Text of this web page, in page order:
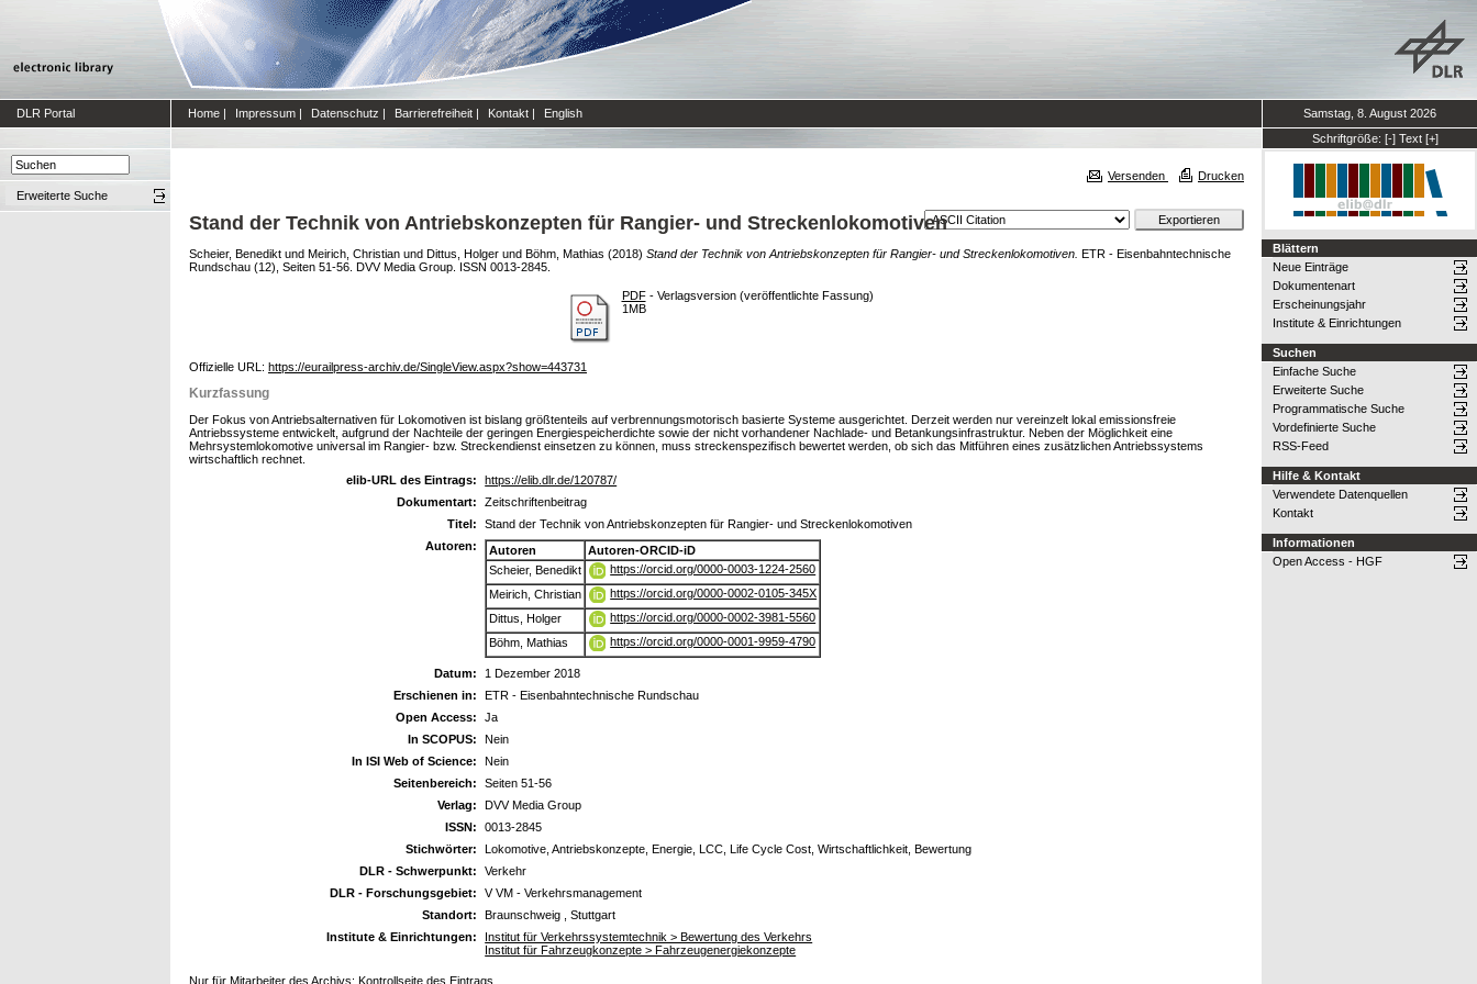
DLR Portal Home | Impressum | Datenschutz | Barrierefreiheit | Kontakt | English
Samstag, 8. August 2026
Schriftgröße: [-] Text [+]
Erweiterte Suche
Versenden Drucken
Stand der Technik von Antriebskonzepten für Rangier- und Streckenlokomotiven
Scheier, Benedikt und Meirich, Christian und Dittus, Holger und Böhm, Mathias (2018) Stand der Technik von Antriebskonzepten für Rangier- und Streckenlokomotiven. ETR - Eisenbahntechnische
Rundschau (12), Seiten 51-56. DVV Media Group. ISSN 0013-2845.
PDF- Verlagsversion (veröffentlichte Fassung)
1MB
Offizielle URL: https://eurailpress-archiv.de/SingleView.aspx?show=443731
Kurzfassung
Der Fokus von Antriebsalternativen für Lokomotiven ist bislang größtenteils auf verbrennungsmotorisch basierte Systeme ausgerichtet. Derzeit werden nur vereinzelt lokal emissionsfreie
Antriebssysteme entwickelt, aufgrund der Nachteile der geringen Energiespeicherdichte sowie der nicht vorhandener Nachlade- und Betankungsinfrastruktur. Neben der Möglichkeit eine
Mehrsystemlokomotive universal im Rangier- bzw. Streckendienst einsetzen zu können, muss streckenspezifisch bewertet werden, ob sich das Mitführen eines zusätzlichen Antriebssystems
wirtschaftlich rechnet.
elib-URL des Eintrags:
https://elib.dlr.de/120787/
Dokumentart:
Zeitschriftenbeitrag
Titel:
Stand der Technik von Antriebskonzepten für Rangier- und Streckenlokomotiven
Autoren:
Autoren
Autoren-ORCID-iD
Scheier, Benedikt
https://orcid.org/0000-0003-1224-2560
Meirich, Christian
https://orcid.org/0000-0002-0105-345X
Dittus, Holger
https://orcid.org/0000-0002-3981-5560
Böhm, Mathias
https://orcid.org/0000-0001-9959-4790
Datum:
1 Dezember 2018
Erschienen in:
ETR - Eisenbahntechnische Rundschau
Open Access:
Ja
In SCOPUS:
Nein
In ISI Web of Science:
Nein
Seitenbereich:
Seiten 51-56
Verlag:
DVV Media Group
ISSN:
0013-2845
Stichwörter:
Lokomotive, Antriebskonzepte, Energie, LCC, Life Cycle Cost, Wirtschaftlichkeit, Bewertung
DLR - Schwerpunkt:
Verkehr
DLR - Forschungsgebiet:
V VM - Verkehrsmanagement
Standort:
Braunschweig , Stuttgart
Institute & Einrichtungen:
Institut für Verkehrssystemtechnik > Bewertung des Verkehrs
Institut für Fahrzeugkonzepte > Fahrzeugenergiekonzepte
Nur für Mitarbeiter des Archivs: Kontrollseite des Eintrags
Blättern
Neue Einträge
Dokumentenart
Erscheinungsjahr
Institute & Einrichtungen
Suchen
Einfache Suche
Erweiterte Suche
Programmatische Suche
Vordefinierte Suche
RSS-Feed
Hilfe & Kontakt
Verwendete Datenquellen
Kontakt
Informationen
Open Access - HGF